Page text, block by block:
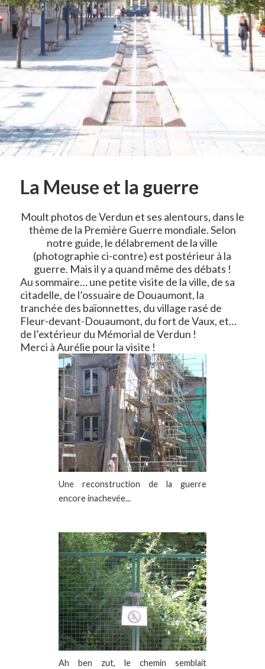
La Meuse et la guerre
Moult photos de Verdun et ses alentours, dans le
thème de la Première Guerre mondiale. Selon
notre guide, le délabrement de la ville
(photographie ci-contre) est postérieur à la
guerre. Mais il y a quand même des débats !
Au sommaire… une petite visite de la ville, de sa
citadelle, de l’ossuaire de Douaumont, la
tranchée des baïonnettes, du village rasé de
Fleur-devant-Douaumont, du fort de Vaux, et…
de l’extérieur du Mémorial de Verdun !
Merci à Aurélie pour la visite !
Une reconstruction de la guerre
encore inachevée...
Ah ben zut, le chemin semblait